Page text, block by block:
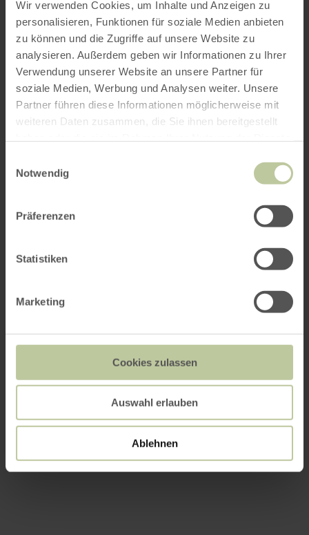
Wir verwenden Cookies, um Inhalte und Anzeigen zu
personalisieren, Funktionen für soziale Medien anbieten
zu können und die Zugriffe auf unsere Website zu
analysieren. Außerdem geben wir Informationen zu Ihrer
Verwendung unserer Website an unsere Partner für
soziale Medien, Werbung und Analysen weiter. Unsere
Partner führen diese Informationen möglicherweise mit
weiteren Daten zusammen, die Sie ihnen bereitgestellt
Notwendig
Präferenzen
Statistiken
Marketing
Cookies zulassen
Auswahl erlauben
Ablehnen